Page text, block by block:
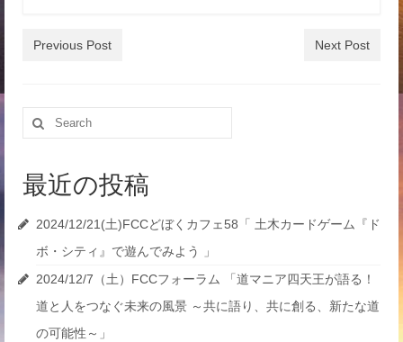
Previous Post Next Post
Search
for:
最近の投稿
2024/12/21(土)FCCどぼくカフェ58「 土木カードゲーム『ド
ボ・シティ』で遊んでみよう 」
2024/12/7（土）FCCフォーラム 「道マニア四天王が語る！
道と人をつなぐ未来の風景 ～共に語り、共に創る、新たな道
の可能性～」